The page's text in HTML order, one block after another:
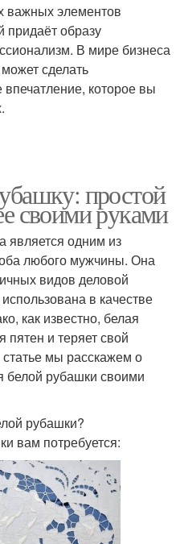
важных элементов
придаёт образу
В мире бизнеса
сделать
которое вы
простой
своими руками
является одним из
любого мужчины. Она
видов деловой
в качестве
как известно, белая
пятен и теряет свой
мы расскажем о
белой рубашки своими
рубашки?
вам потребуется: